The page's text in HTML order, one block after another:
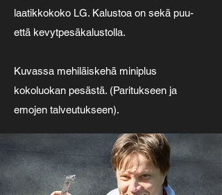
laatikkokoko LG. Kalustoa on sekä puu-
että kevytpesäkalustolla.
Kuvassa mehiläiskehä miniplus
kokoluokan pesästä. (Paritukseen ja
emojen talveutukseen).